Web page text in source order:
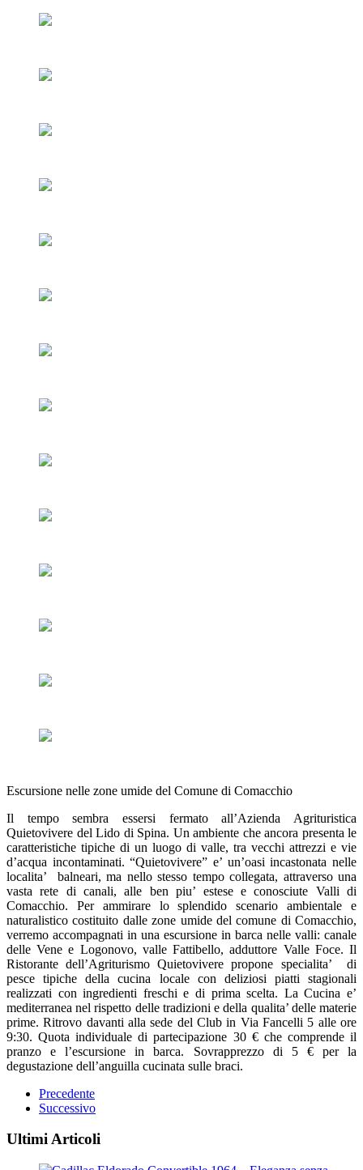
Escursione nelle zone umide del Comune di Comacchio
Il tempo sembra essersi fermato all’Azienda Agrituristica
Quietovivere del Lido di Spina. Un ambiente che ancora presenta le
caratteristiche tipiche di un luogo di valle, tra vecchi attrezzi e vie
d’acqua incontaminati. “Quietovivere” e’ un’oasi incastonata nelle
localita’ balneari, ma nello stesso tempo collegata, attraverso una
vasta rete di canali, alle ben piu’ estese e conosciute Valli di
Comacchio. Per ammirare lo splendido scenario ambientale e
naturalistico costituito dalle zone umide del comune di Comacchio,
verremo accompagnati in una escursione in barca nelle valli: canale
delle Vene e Logonovo, valle Fattibello, adduttore Valle Foce. Il
Ristorante dell’Agriturismo Quietovivere propone specialita’ di
pesce tipiche della cucina locale con deliziosi piatti stagionali
realizzati con ingredienti freschi e di prima scelta. La Cucina e’
mediterranea nel rispetto delle tradizioni e della qualita’ delle materie
prime. Ritrovo davanti alla sede del Club in Via Fancelli 5 alle ore
9:30. Quota individuale di partecipazione 30 € che comprende il
pranzo e l’escursione in barca. Sovrapprezzo di 5 € per la
degustazione dell’anguilla cucinata sulle braci.
Precedente
Successivo
Ultimi Articoli